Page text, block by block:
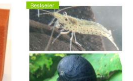
Bestseller